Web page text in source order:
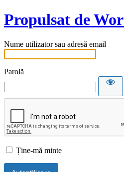
Propulsat de
Nume utilizator sau adresă email
Parolă
Ține-mă minte